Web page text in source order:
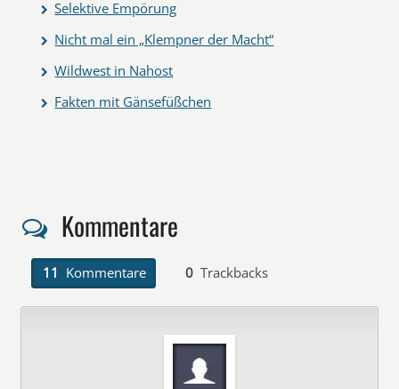
Selektive Empörung
Nicht mal ein „Klempner der Macht“
Wildwest in Nahost
Fakten mit Gänsefüßchen
Kommentare
11 Kommentare 0 Trackbacks